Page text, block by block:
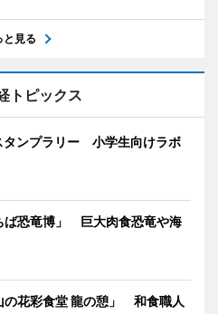
と見る
トピックス
タンプラリー 小学生向けラボ
ば恐竜博」 巨大肉食恐竜や海
の花彩食堂 龍の憩」 和食職人